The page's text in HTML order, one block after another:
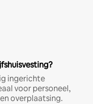
ingerichte
voor personeel,
overplaatsing.